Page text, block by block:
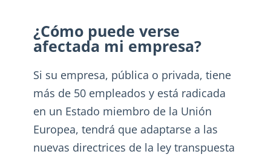
¿Cómo puede verse
afectada mi empresa?
Si su empresa, pública o privada, tiene
más de 50 empleados y está radicada
en un Estado miembro de la Unión
Europea, tendrá que adaptarse a las
nuevas directrices de la ley transpuesta